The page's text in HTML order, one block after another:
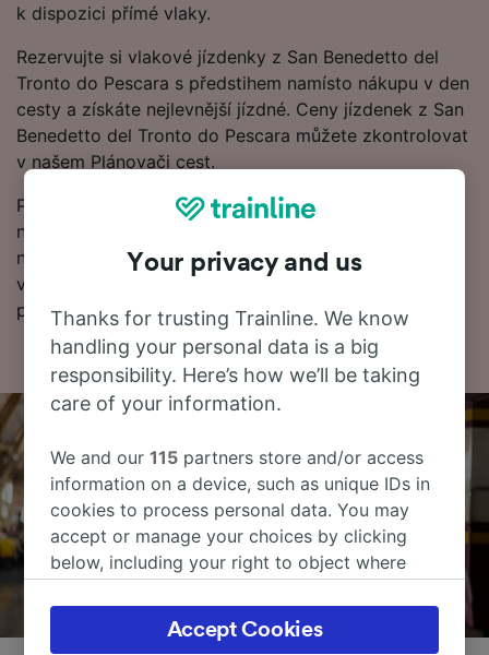
k dispozici přímé vlaky.
Rezervujte si vlakové jízdenky z San Benedetto del
Tronto do Pescara s předstihem namísto nákupu v den
cesty a získáte nejlevnější jízdné. Ceny jízdenek z San
Benedetto del Tronto do Pescara můžete zkontrolovat
v našem Plánovači cest.
Pokud jste připraveni k rezervaci, začněte hledat
nejlevnější vlakové jízdenky u nás ještě dnes. Dále
najdete další informace o cestě vlakem do Pescara
včetně našeho jízdního řádu, kde uvidíte první a
poslední odjezdy vlaků.
Your privacy and us
Thanks for trusting Trainline. We know
handling your personal data is a big
responsibility. Here’s how we’ll be taking
care of your information.
We and our115 partners store and/or access
information on a device, such as unique IDs in
cookies to process personal data. You may
accept or manage your choices by clicking
below, including your right to object where
the privacy policy page. These choices will be
signaled to our partners and will not affect
Accept Cookies